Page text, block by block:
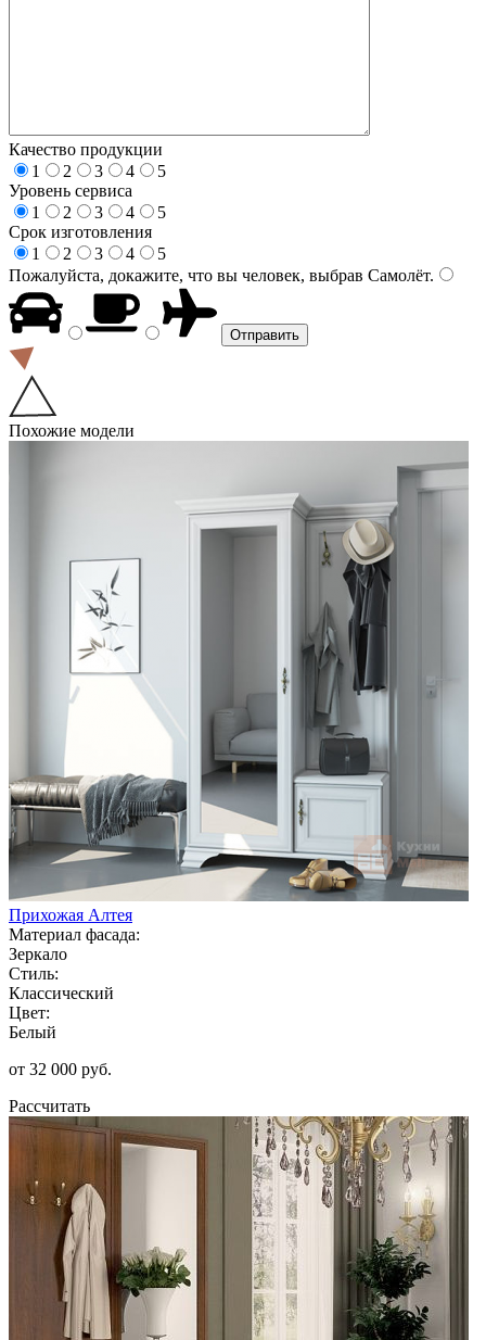
Качество продукции
1
2 3 4
5
Уровень сервиса
1
2 3 4
5
Срок изготовления
1
2 3 4
5
Пожалуйста, докажите, что вы человек, выбрав Самолёт.
Похожие модели
Прихожая Алтея
Материал фасада:
Зеркало
Стиль:
Классический
Цвет:
Белый
от 32 000 руб.
Рассчитать